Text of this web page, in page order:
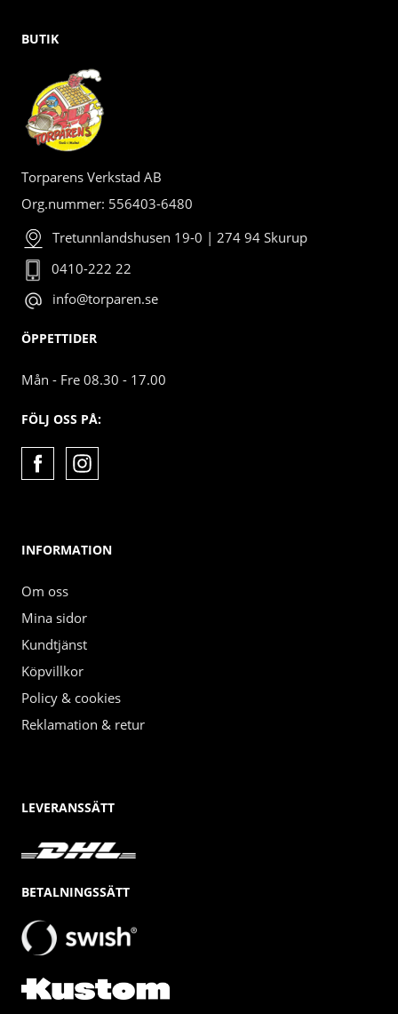
BUTIK
Torparens Verkstad AB
Org.nummer: 556403-6480
Tretunnlandshusen 19-0 | 274 94 Skurup
0410-222 22
info@torparen.se
ÖPPETTIDER
Mån - Fre 08.30 - 17.00
FÖLJ OSS PÅ:
INFORMATION
Om oss
Mina sidor
Kundtjänst
Köpvillkor
Policy & cookies
Reklamation & retur
LEVERANSSÄTT
BETALNINGSSÄTT